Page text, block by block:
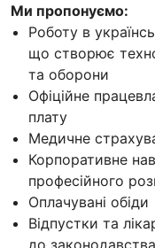
Ми пропонуємо:
Роботу в
що створює
та оборони
Офіційне
плату
Медичне
Корпоративне
професійного
Оплачувані обіди
Відпустки та
до законодавства